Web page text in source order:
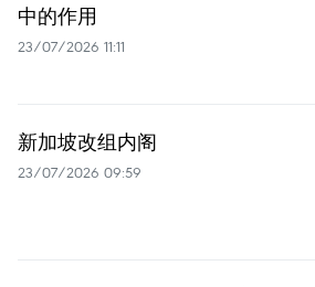
中的作用
23/07/2026 11:11
新加坡改组内阁
23/07/2026 09:59